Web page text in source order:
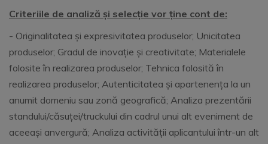
Criteriile de analiză și selecție vor ține cont de:
- Originalitatea și expresivitatea produselor; Unicitatea
produselor; Gradul de inovație și creativitate; Materialele
folosite în realizarea produselor; Tehnica folosită în
realizarea produselor; Autenticitatea și apartenența la un
anumit domeniu sau zonă geografică; Analiza prezentării
standului/căsuței/truckului din cadrul unui alt eveniment de
aceeași anvergură; Analiza activității aplicantului într-un alt